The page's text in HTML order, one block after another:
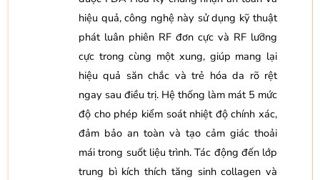
hiệu quả, công nghệ này sử dụng kỹ thuật
phát luân phiên RF đơn cực và RF lưỡng
cực trong cùng một xung, giúp mang lại
hiệu quả săn chắc và trẻ hóa da rõ rệt
ngay sau điều trị. Hệ thống làm mát 5 mức
độ cho phép kiểm soát nhiệt độ chính xác,
đảm bảo an toàn và tạo cảm giác thoải
mái trong suốt liệu trình. Tác động đến lớp
trung bì kích thích tăng sinh collagen và